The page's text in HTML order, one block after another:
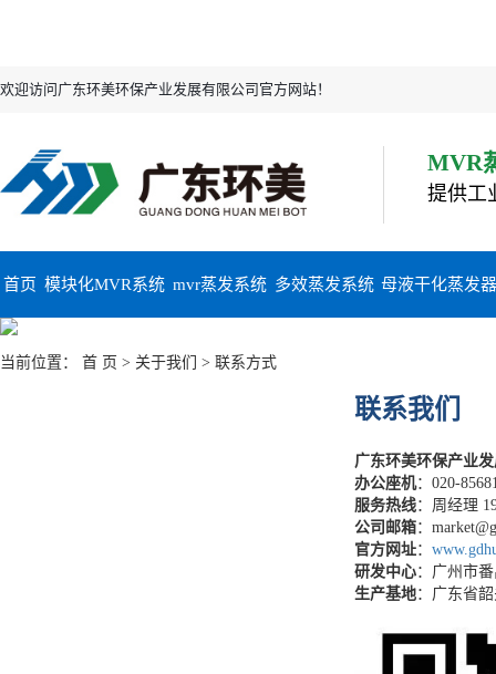
欢迎访问广东环美环保产业发展有限公司官方网站！
MVR
提供工
首页 模块化MVR系统 mvr蒸发系统 多效蒸发系统 母液干化蒸发
当前位置： 首 页 > 关于我们 > 联系方式
联系我们
广东环美环保产业
办公座机：020-
服务热线：周经理
公司邮箱：
官方网址：
研发中心：广州市
生产基地：广东省